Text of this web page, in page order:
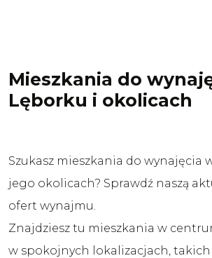
Mieszkania do
Lęborku i okolicach
Szukasz mieszkania do wynajęcia
jego okolicach? Sprawdź naszą
ofert wynajmu.
Znajdziesz tu mieszkania w
w spokojnych lokalizacjach, takich